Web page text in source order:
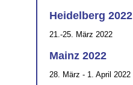
Heidelberg 2022
21.-25. März 2022
Mainz 2022
28. März - 1. April 2022